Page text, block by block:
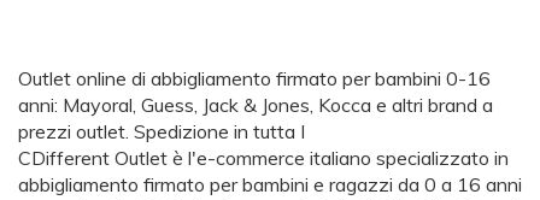
Outlet online di abbigliamento firmato per bambini 0-16
anni: Mayoral, Guess, Jack & Jones, Kocca e altri brand a
prezzi outlet. Spedizione in tutta I
CDifferent Outlet è l'e-commerce italiano specializzato in
abbigliamento firmato per bambini e ragazzi da 0 a 16 anni